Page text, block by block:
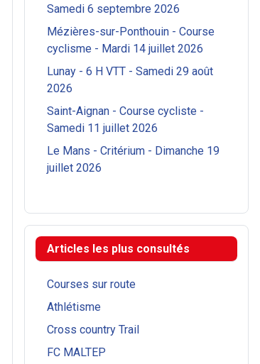
Samedi 6 septembre 2026
Mézières-sur-Ponthouin - Course
cyclisme - Mardi 14 juillet 2026
Lunay - 6 H VTT - Samedi 29 août
2026
Saint-Aignan - Course cycliste -
Samedi 11 juillet 2026
Le Mans - Critérium - Dimanche 19
juillet 2026
Articles les plus consultés
Courses sur route
Athlétisme
Cross country Trail
FC MALTEP